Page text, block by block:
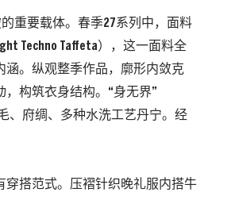
重要载体。春季27系列中， 面料
Techno Taffeta ） ， 这一面料全
。 纵观整季作品， 廓形内敛克
构筑衣身结构。 “身无界”
、府绸、多种水洗工艺丹宁。 经
穿搭范式。压褶针织晚礼服内 搭牛